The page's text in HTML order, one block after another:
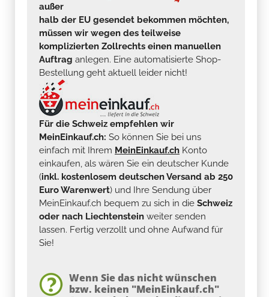
außer
halb der EU gesendet bekommen möchten,
müssen wir wegen des teilweise
komplizierten Zollrechts einen manuellen
Auftrag anlegen. Eine automatisierte Shop-
Bestellung geht aktuell leider nicht!
Für die Schweiz empfehlen wir
MeinEinkauf.ch: So können Sie bei uns
einfach mit Ihrem MeinEinkauf.ch Konto
einkaufen, als wären Sie ein deutscher Kunde
(inkl. kostenlosem deutschen Versand ab 250
Euro Warenwert) und Ihre Sendung über
MeinEinkauf.ch bequem zu sich in die Schweiz
oder nach Liechtenstein weiter senden
lassen. Fertig verzollt und ohne Aufwand für
Sie!
Wenn Sie das nicht wünschen
bzw. keinen "MeinEinkauf.ch"